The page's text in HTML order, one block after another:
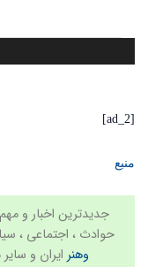
[ad_2]
منبع
حوادث ، اجتماعی ،
وهنر ایران و